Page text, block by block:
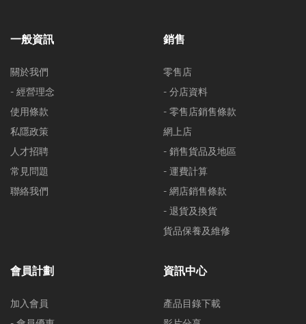
一般資訊
關於我們
- 經營理念
使用條款
私隱政策
人才招聘
常見問題
聯絡我們
銷售
零售店
- 分店資料
- 零售店銷售條款
網上店
- 銷售貨品及地區
- 運費計算
- 網店銷售條款
- 退貨及換貨
貨品保養及維修
會員計劃
加入會員
資訊中心
產品目錄下載